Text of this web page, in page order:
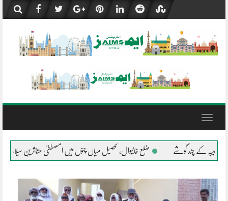
content
Toggle
تحصیل میاں چنوں میں المصطفیٰ متاثرینِ سیلاب کے شانہ بشانہ جلال پور پیروالا